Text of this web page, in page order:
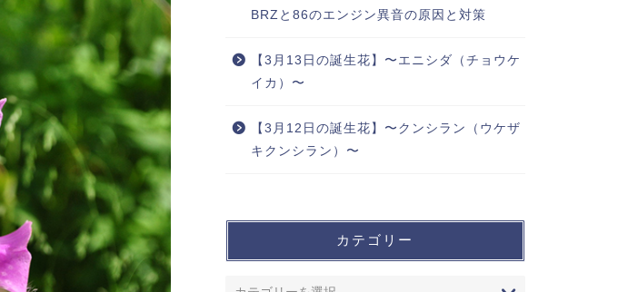
BRZと86のエンジン異音の原因と対策
【3月13日の誕生花】〜エニシダ（チョウケ
イカ）〜
【3月12日の誕生花】〜クンシラン（ウケザ
キクンシラン）〜
カテゴリー